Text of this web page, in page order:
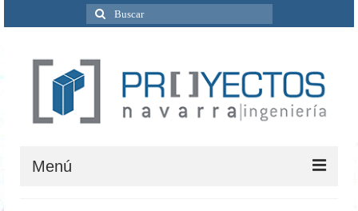
Buscar
por:
Menú